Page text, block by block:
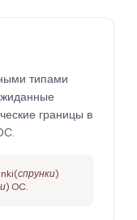
типами
границы в
OC.